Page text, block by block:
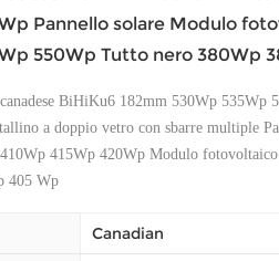
Pannello solare Modulo
550Wp Tutto nero 380Wp
BiHiKu6 182mm 530Wp 535Wp
a doppio vetro con sbarre multiple
415Wp 420Wp Modulo
405 Wp
Canadian